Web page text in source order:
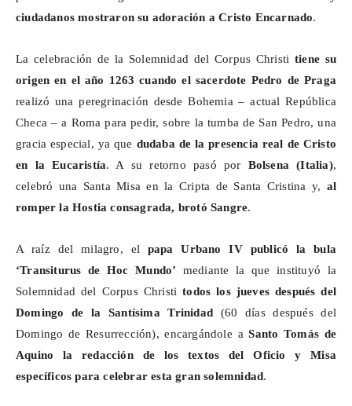
ciudadanos mostraron su adoración a Cristo Encarnado.
La celebración de la Solemnidad del Corpus Christi tiene su
origen en el año 1263 cuando el sacerdote Pedro de Praga
realizó una peregrinación desde Bohemia – actual República
Checa – a Roma para pedir, sobre la tumba de San Pedro, una
gracia especial, ya que dudaba de la presencia real de Cristo
en la Eucaristía. A su retorno pasó por Bolsena (Italia),
celebró una Santa Misa en la Cripta de Santa Cristina y, al
romper la Hostia consagrada, brotó Sangre.
A raíz del milagro, el papa Urbano IV publicó la bula
‘Transiturus de Hoc Mundo’ mediante la que instituyó la
Solemnidad del Corpus Christitodos los jueves después del
Domingo de la Santísima Trinidad (60 días después del
Domingo de Resurrección), encargándole aSanto Tomás de
Aquino la redacción de los textos del Oficio y Misa
específicos para celebrar esta gran solemnidad.